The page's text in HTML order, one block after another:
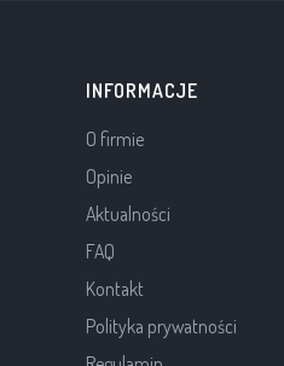
INFORMACJE
O firmie
Opinie
Aktualności
FAQ
Kontakt
Polityka prywatności